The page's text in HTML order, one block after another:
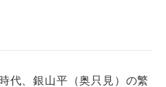
代、銀山平（奥只見）の繁